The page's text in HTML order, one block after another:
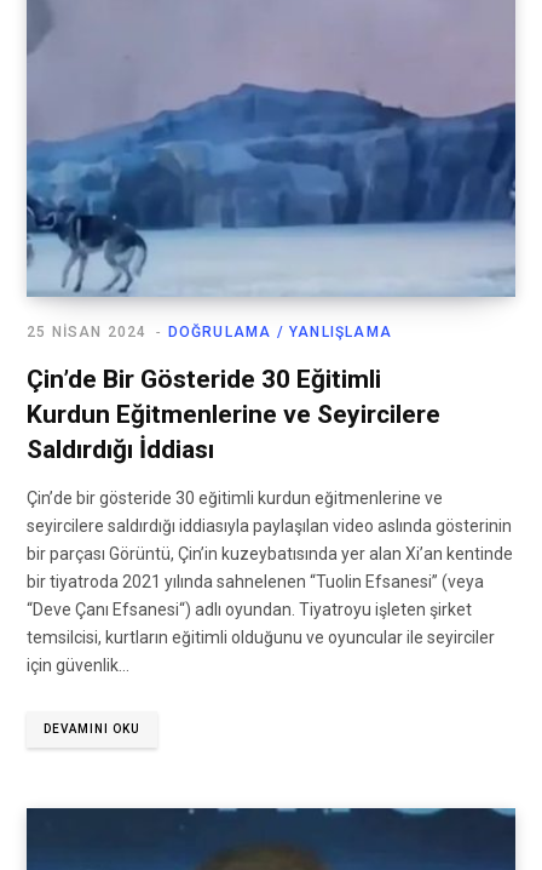
DOĞRULAMA / YANLIŞLAMA
25 NISAN 2024
Çin’de Bir Gösteride 30 Eğitimli
Kurdun Eğitmenlerine ve Seyircilere
Saldırdığı İddiası
Çin’de bir gösteride 30 eğitimli kurdun eğitmenlerine ve
seyircilere saldırdığı iddiasıyla paylaşılan video aslında gösterinin
bir parçası Görüntü, Çin’in kuzeybatısında yer alan Xi’an kentinde
bir tiyatroda 2021 yılında sahnelenen “Tuolin Efsanesi” (veya
“Deve Çanı Efsanesi“) adlı oyundan. Tiyatroyu işleten şirket
temsilcisi, kurtların eğitimli olduğunu ve oyuncular ile seyirciler
için güvenlik…
DEVAMINI OKU